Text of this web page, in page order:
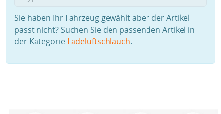
Sie haben Ihr Fahrzeug gewählt aber der Artikel
passt nicht? Suchen Sie den passenden Artikel in
der Kategorie Ladeluftschlauch.